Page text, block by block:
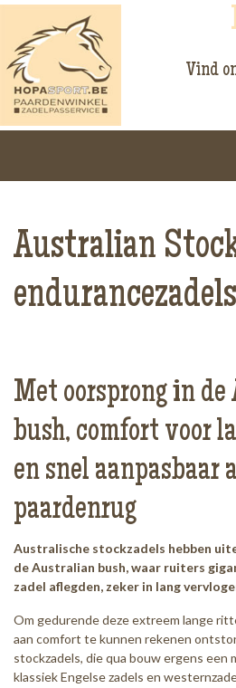
Vind
Australian
endurancezadels
Met oorsprong in
bush, comfort voor
en snel aanpasbaar
paardenrug
Australische stockzadels hebben
de Australian bush, waar ruiters
zadel aflegden, zeker in lang
Om gedurende deze extreem lange
aan comfort te kunnen rekenen
stockzadels, die qua bouw ergens een
klassiek Engelse zadels en